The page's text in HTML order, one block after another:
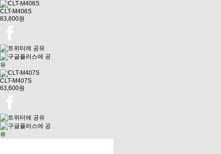
CLT-M406S
63,600원
CLT-M407S
63,600원